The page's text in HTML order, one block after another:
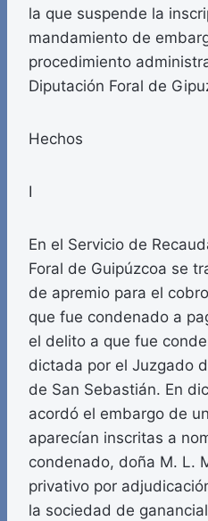
la que suspende la
mandamiento de
procedimiento
Diputación Foral de
Hechos
I
En el Servicio de
Foral de Guipúzcoa se
de apremio para el
que fue condenado a
el delito a que fue
dictada por el Juzgado
de San Sebastián. En
acordó el embargo de
aparecían inscritas a
condenado, doña M. L.
privativo por
la sociedad de